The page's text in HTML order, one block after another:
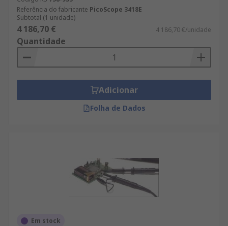
Referência do fabricante PicoScope 3418E
Subtotal (1 unidade)
4 186,70 € 4 186,70 €/unidade
Quantidade
Adicionar
Folha de Dados
Em stock